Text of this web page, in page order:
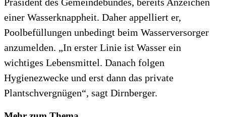
Präsident des Gemeindebundes, bereits Anzeichen
einer Wasserknappheit. Daher appelliert er,
Poolbefüllungen unbedingt beim Wasserversorger
anzumelden. „In erster Linie ist Wasser ein
wichtiges Lebensmittel. Danach folgen
Hygienezwecke und erst dann das private
Plantschvergnügen“, sagt Dirnberger.